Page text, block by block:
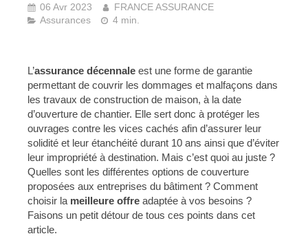
06 Avr 2023
FRANCE ASSURANCE
Assurances
4 min.
L’assurance décennale est une forme de garantie
permettant de couvrir les dommages et malfaçons dans
les travaux de construction de maison, à la date
d’ouverture de chantier. Elle sert donc à protéger les
ouvrages contre les vices cachés afin d’assurer leur
solidité et leur étanchéité durant 10 ans ainsi que d’éviter
leur impropriété à destination. Mais c’est quoi au juste ?
Quelles sont les différentes options de couverture
proposées aux entreprises du bâtiment ? Comment
choisir la meilleure offre adaptée à vos besoins ?
Faisons un petit détour de tous ces points dans cet
article.